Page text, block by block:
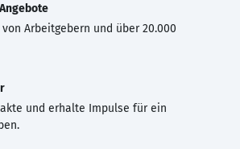
Arbeitgebern und über 20.000
und erhalte Impulse für ein